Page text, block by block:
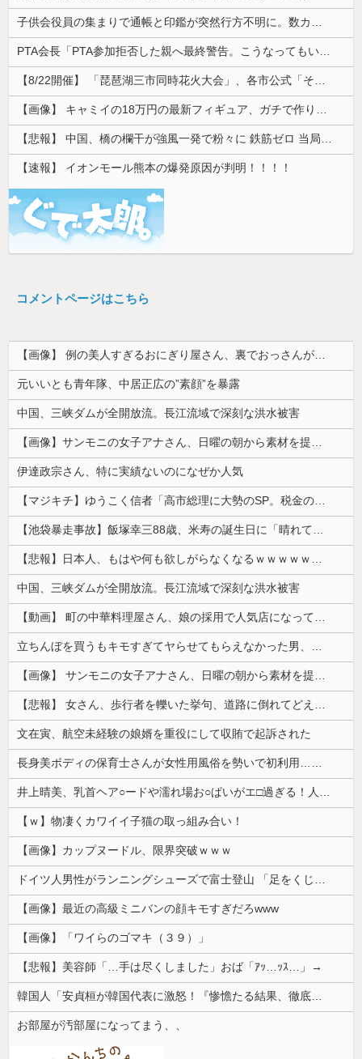
【速報】 イオンモール熊本の爆発原因が判明！！！！
コメントページはこちら
【画像】 例の美人すぎるおにぎり屋さん、裏でおっさんが握っていたｗｗｗｗｗｗｗｗｗｗｗｗｗｗｗｗｗ
元いいとも青年隊、中居正広の”素顔”を暴露
中国、三峡ダムが全開放流。長江流域で深刻な洪水被害
【画像】サンモニの女子アナさん、日曜の朝から素材を提供してしまう
伊達政宗さん、特に実績ないのになぜか人気
【マジキチ】ゆうこく信者「高市総理に大勢のSP。税金の無駄遣いです」→『山上のようなテロリストのせい』とリプされ「山上君が犯人だとまだ思っておら...
【池袋暴走事故】飯塚幸三88歳、米寿の誕生日に「晴れて米寿！」「嬉しい」と日記に記載 ネットで全然反省していないと言われる始末
【悲報】日本人、もはや何も欲しがらなくなるｗｗｗｗｗｗｗｗｗｗｗｗｗｗｗｗｗｗｗｗｗｗｗｗ
中国、三峡ダムが全開放流。長江流域で深刻な洪水被害
【動画】 町の中華料理屋さん、娘の採用で人気店になってしまう
立ちんぼを買うもキモすぎてヤらせてもらえなかった男、代わりの足コキでまさかの大量身寸米青ｗｗｗ
【画像】 サンモニの女子アナさん、日曜の朝から素材を提供してしまう
【悲報】 女さん、歩行者を轢いた挙句、道路に倒れてどえらいことになってしまうw w w w w w w
文在寅、航空未経験の娘婿を重役にして収賄で起訴された
長身美ボディの保育士さんが女性用風俗を勢いで初利用…子供に絶対見せられないメスの顔でイキまくり。
井上晴美、乳首ヘア○ードや濡れ場お○ぱいがエ□過ぎる！人生最後のラスト写真集、最高！！
【ｗ】物凄くカワイイ子猫の取っ組み合い！
【画像】カップヌードル、限界突破ｗｗｗ
ドイツ人男性がランニングシューズで富士登山 「足をくじいて動けない」
【画像】最近の高級ミニバンの顔キモすぎだろwww
【画像】「ワイらのゴマキ（３９）」
【悲報】美容師「…手は尽くしました」おば「ｱｯ…ｯｽ…」→
韓国人「安貞桓が韓国代表に激怒！『惨憺たる結果、徹底的な刷新が必要だ』と監督や協会を痛烈批判」
お部屋が汚部屋になってまう、、